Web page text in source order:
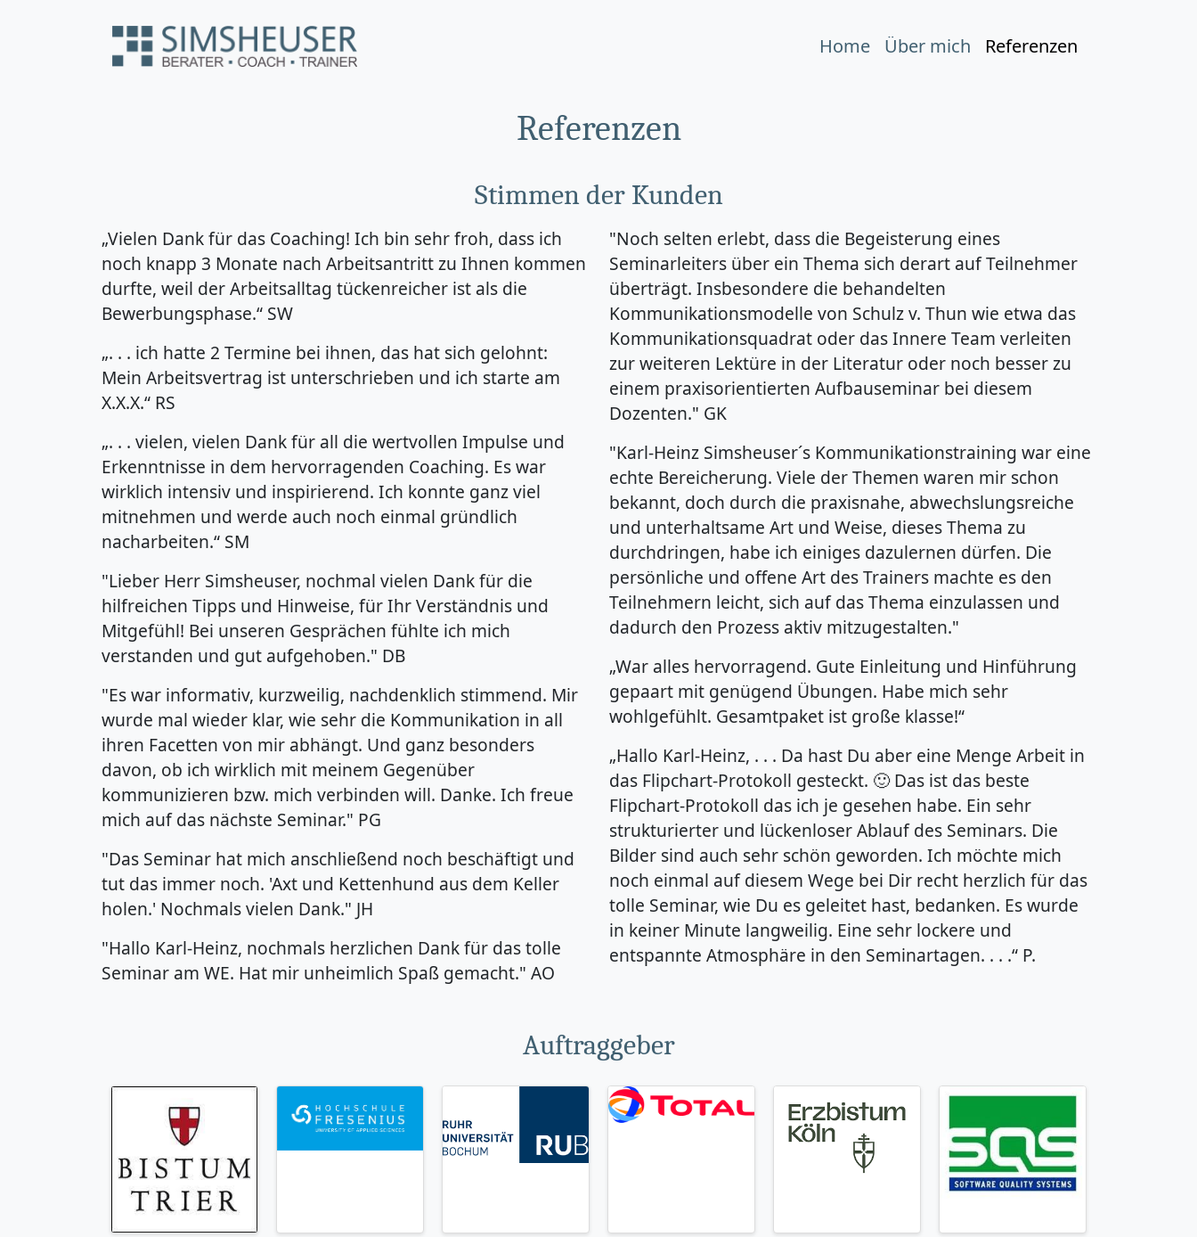
Home Über mich Referenzen
Referenzen
Stimmen der Kunden
„Vielen Dank für das Coaching! Ich bin sehr froh, dass ich
noch knapp 3 Monate nach Arbeitsantritt zu Ihnen kommen
durfte, weil der Arbeitsalltag tückenreicher ist als die
Bewerbungsphase.“ SW
„. . . ich hatte 2 Termine bei ihnen, das hat sich gelohnt:
Mein Arbeitsvertrag ist unterschrieben und ich starte am
X.X.X.“ RS
„. . . vielen, vielen Dank für all die wertvollen Impulse und
Erkenntnisse in dem hervorragenden Coaching. Es war
wirklich intensiv und inspirierend. Ich konnte ganz viel
mitnehmen und werde auch noch einmal gründlich
nacharbeiten.“ SM
"Lieber Herr Simsheuser, nochmal vielen Dank für die
hilfreichen Tipps und Hinweise, für Ihr Verständnis und
Mitgefühl! Bei unseren Gesprächen fühlte ich mich
verstanden und gut aufgehoben." DB
"Es war informativ, kurzweilig, nachdenklich stimmend. Mir
wurde mal wieder klar, wie sehr die Kommunikation in all
ihren Facetten von mir abhängt. Und ganz besonders
davon, ob ich wirklich mit meinem Gegenüber
kommunizieren bzw. mich verbinden will. Danke. Ich freue
mich auf das nächste Seminar." PG
"Das Seminar hat mich anschließend noch beschäftigt und
tut das immer noch. 'Axt und Kettenhund aus dem Keller
holen.' Nochmals vielen Dank." JH
"Hallo Karl-Heinz, nochmals herzlichen Dank für das tolle
Seminar am WE. Hat mir unheimlich Spaß gemacht." AO
"Noch selten erlebt, dass die Begeisterung eines
Seminarleiters über ein Thema sich derart auf Teilnehmer
überträgt. Insbesondere die behandelten
Kommunikationsmodelle von Schulz v. Thun wie etwa das
Kommunikationsquadrat oder das Innere Team verleiten
zur weiteren Lektüre in der Literatur oder noch besser zu
einem praxisorientierten Aufbauseminar bei diesem
Dozenten." GK
"Karl-Heinz Simsheuser´s Kommunikationstraining war eine
echte Bereicherung. Viele der Themen waren mir schon
bekannt, doch durch die praxisnahe, abwechslungsreiche
und unterhaltsame Art und Weise, dieses Thema zu
durchdringen, habe ich einiges dazulernen dürfen. Die
persönliche und offene Art des Trainers machte es den
Teilnehmern leicht, sich auf das Thema einzulassen und
dadurch den Prozess aktiv mitzugestalten."
„War alles hervorragend. Gute Einleitung und Hinführung
gepaart mit genügend Übungen. Habe mich sehr
wohlgefühlt. Gesamtpaket ist große klasse!“
„Hallo Karl-Heinz, . . . Da hast Du aber eine Menge Arbeit in
das Flipchart-Protokoll gesteckt. 🙂 Das ist das beste
Flipchart-Protokoll das ich je gesehen habe. Ein sehr
strukturierter und lückenloser Ablauf des Seminars. Die
Bilder sind auch sehr schön geworden. Ich möchte mich
noch einmal auf diesem Wege bei Dir recht herzlich für das
tolle Seminar, wie Du es geleitet hast, bedanken. Es wurde
in keiner Minute langweilig. Eine sehr lockere und
entspannte Atmosphäre in den Seminartagen. . . .“ P.
Auftraggeber